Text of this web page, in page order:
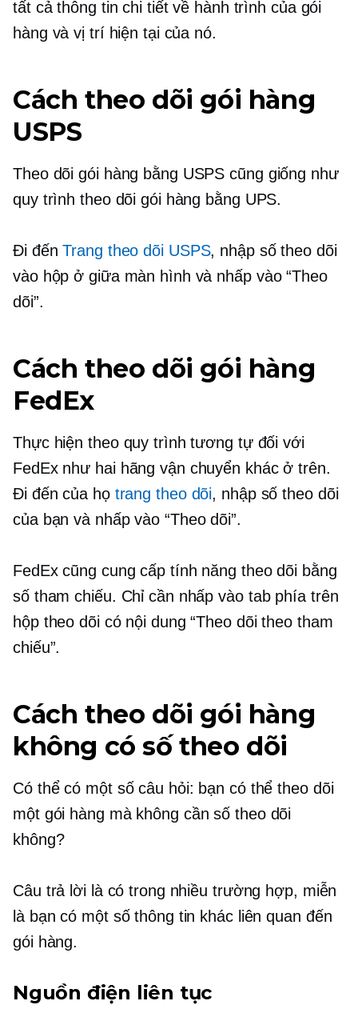
tất cả thông tin chi tiết về hành trình của gói
hàng và vị trí hiện tại của nó.
Cách theo dõi gói hàng
USPS
Theo dõi gói hàng bằng USPS cũng giống như
quy trình theo dõi gói hàng bằng UPS.
Đi đếnTrang theo dõi USPS, nhập số theo dõi
vào hộp ở giữa màn hình và nhấp vào “Theo
dõi”.
Cách theo dõi gói hàng
FedEx
Thực hiện theo quy trình tương tự đối với
FedEx như hai hãng vận chuyển khác ở trên.
Đi đến của họ trang theo dõi, nhập số theo dõi
của bạn và nhấp vào “Theo dõi”.
FedEx cũng cung cấp tính năng theo dõi bằng
số tham chiếu. Chỉ cần nhấp vào tab phía trên
hộp theo dõi có nội dung “Theo dõi theo tham
chiếu”.
Cách theo dõi gói hàng
không có số theo dõi
Có thể có một số câu hỏi: bạn có thể theo dõi
một gói hàng mà không cần số theo dõi
không?
Câu trả lời là có trong nhiều trường hợp, miễn
là bạn có một số thông tin khác liên quan đến
gói hàng.
Nguồn điện liên tục